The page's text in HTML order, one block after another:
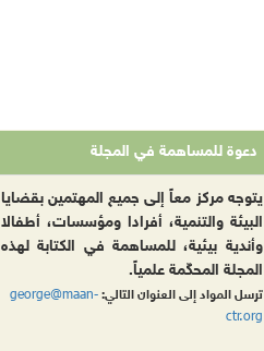
دعوة للمساهمة في المجلة
يتوجه مركز معاً إلى جميع المهتمين بقضايا
البيئة والتنمية، أفرادا ومؤسسات، أطفالا
وأندية بيئية، للمساهمة في الكتابة لهذه
المجلة المحكّمة علمياً.
ترسل المواد إلى العنوان التالي:george@maan-
ctr.org